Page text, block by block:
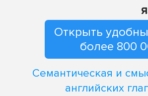
Открыть
более 800
Семантическая и
английских